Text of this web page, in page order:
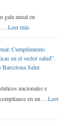
gala anual en
Leer más
Cumplimiento
en el sector salud”.
Barcelona Salut
nacionales e
en un … Leer